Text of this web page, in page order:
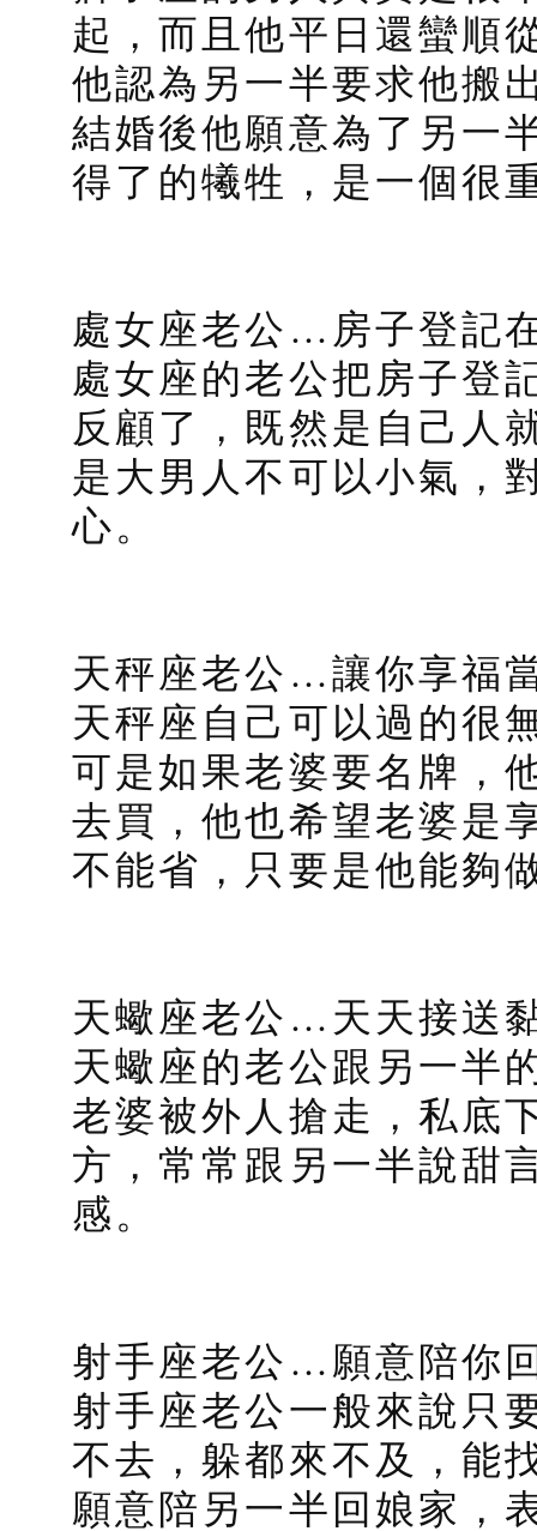
起，而且他平日還蠻順
他認為另一半要求他搬
結婚後他願意為了另一
得了的犧牲，是一個很
處女座老公…房子登記
處女座的老公把房子登
反顧了，既然是自己人
是大男人不可以小氣，
心。
天秤座老公…讓你享福
天秤座自己可以過的很
可是如果老婆要名牌，
去買，他也希望老婆是
不能省，只要是他能夠
天蠍座老公…天天接送
天蠍座的老公跟另一半
老婆被外人搶走，私底
方，常常跟另一半說甜
感。
射手座老公…願意陪你
射手座老公一般來說只
不去，躲都來不及，能
願意陪另一半回娘家，